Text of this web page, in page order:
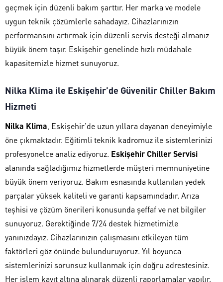
geçmek için düzenli bakım şarttır. Her marka ve modele
uygun teknik çözümlerle sahadayız. Cihazlarınızın
performansını artırmak için düzenli servis desteği almanız
büyük önem taşır. Eskişehir genelinde hızlı müdahale
kapasitemizle hizmet sunuyoruz.
Nilka Klima ile Eskişehir’de Güvenilir Chiller Bakım
Hizmeti
Nilka Klima , Eskişehir’de uzun yıllara dayanan deneyimiyle
öne çıkmaktadır. Eğitimli teknik kadromuz ile sistemlerinizi
profesyonelce analiz ediyoruz. Eskişehir Chiller Servisi
alanında sağladığımız hizmetlerde müşteri memnuniyetine
büyük önem veriyoruz. Bakım esnasında kullanılan yedek
parçalar yüksek kaliteli ve garanti kapsamındadır. Arıza
teşhisi ve çözüm önerileri konusunda şeffaf ve net bilgiler
sunuyoruz. Gerektiğinde 7/24 destek hizmetimizle
yanınızdayız. Cihazlarınızın çalışmasını etkileyen tüm
faktörleri göz önünde bulunduruyoruz. Yıl boyunca
sistemlerinizi sorunsuz kullanmak için doğru adrestesiniz.
Her işlem kayıt altına alınarak düzenli raporlamalar yapılır.